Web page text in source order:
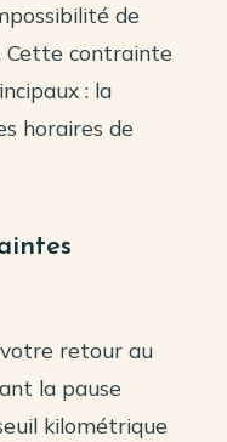
de
Cette contrainte
: la
horaires de
retour au
la pause
kilométrique